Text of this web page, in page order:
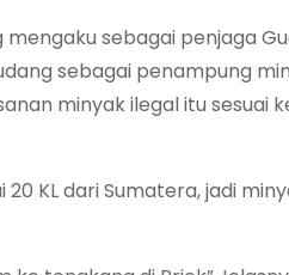
sebagai penjaga
sebagai penampung
minyak ilegal itu sesuai
KL dari Sumatera, jadi